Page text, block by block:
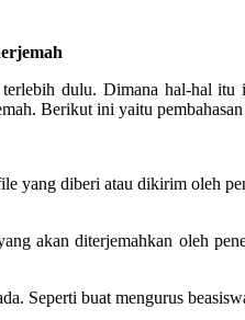
dulu. Dimana hal-hal
Berikut ini yaitu
yang diberi atau dikirim oleh
akan diterjemahkan oleh
Seperti buat mengurus